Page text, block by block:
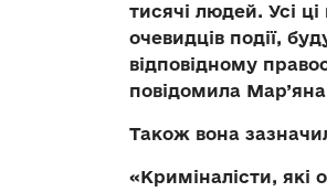
тисячі людей. Усі
очевидців події,
відповідному
повідомила
Також вона
«Криміналісти, які